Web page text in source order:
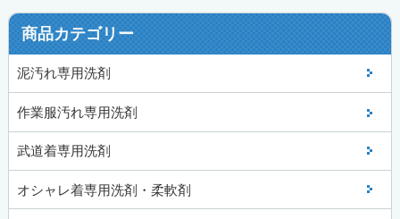
商品カテゴリー
泥汚れ専用洗剤
作業服汚れ専用洗剤
武道着専用洗剤
オシャレ着専用洗剤・柔軟剤